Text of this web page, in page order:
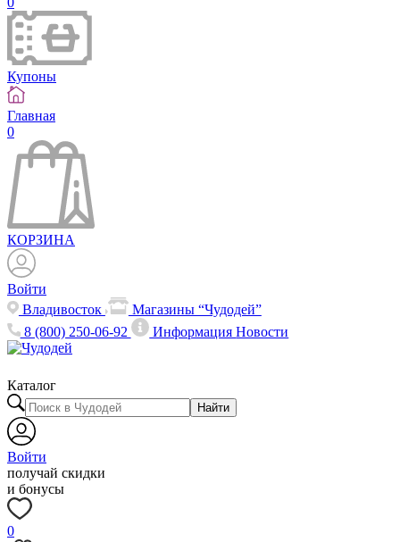
Купоны
Главная
0
КОРЗИНА
Войти
Владивосток
Магазины “Чудодей”
8 (800) 250-06-92
ИнформацияНовости
Каталог
Найти
Войти
получай скидки
и бонусы
0